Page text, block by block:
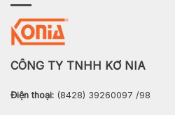
CÔNG TY TNHH KƠ NIA
Điện thoại: (8428) 39260097 /98